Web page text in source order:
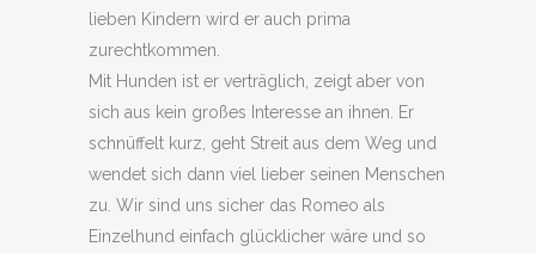
lieben Kindern wird er auch prima
zurechtkommen.
Mit Hunden ist er verträglich, zeigt aber von
sich aus kein großes Interesse an ihnen. Er
schnüffelt kurz, geht Streit aus dem Weg und
wendet sich dann viel lieber seinen Menschen
zu. Wir sind uns sicher das Romeo als
Einzelhund einfach glücklicher wäre und so